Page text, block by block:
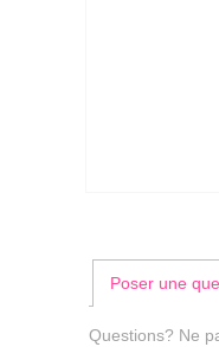
Poser une
Questions? Ne